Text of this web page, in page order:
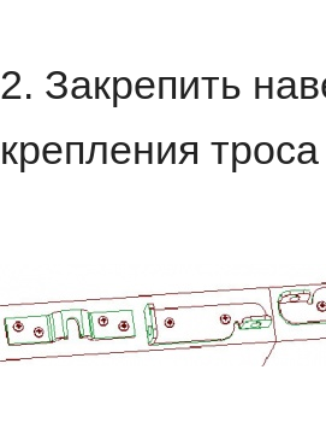
2. Закрепить
крепления